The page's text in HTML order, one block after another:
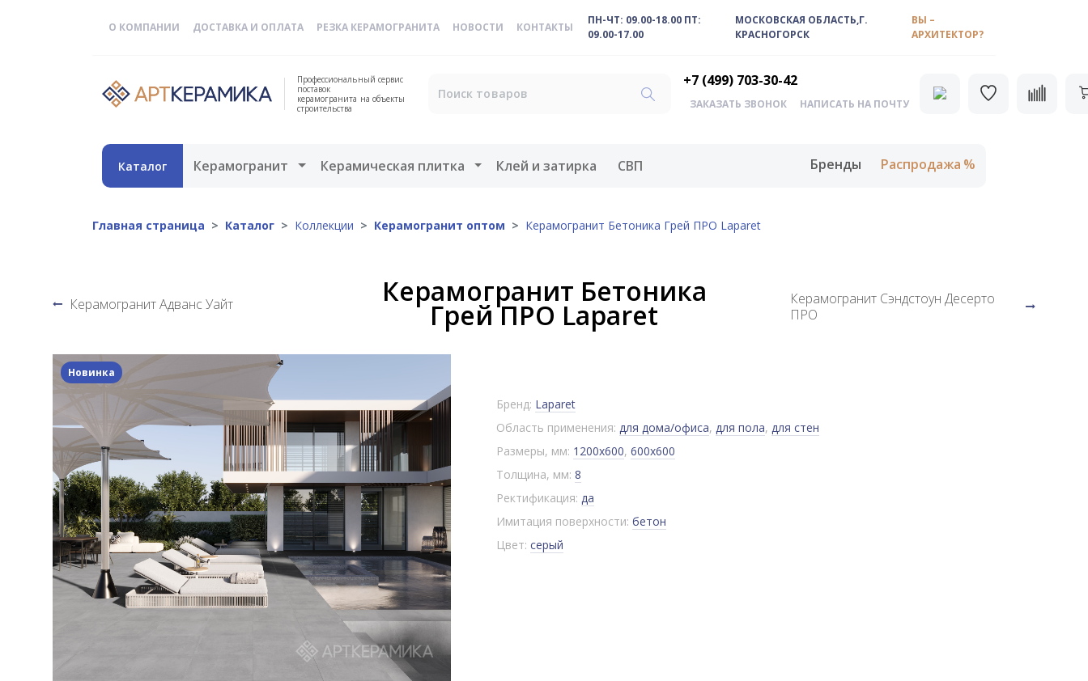
О КОМПАНИИ ДОСТАВКА И ОПЛАТА РЕЗКА КЕРАМОГРАНИТА НОВОСТИ КОНТАКТЫ
ПН-ЧТ: 09.00-18.00 ПТ:
09.00-17.00
МОСКОВСКАЯ ОБЛАСТЬ,Г.
КРАСНОГОРСК
ВЫ –
АРХИТЕКТОР?
Профессиональный сервис
поставок
керамогранита на объекты
строительства
+7 (499) 703-30-42
ЗАКАЗАТЬ ЗВОНОК НАПИСАТЬ НА ПОЧТУ
Каталог Керамогранит Открыть меню
Керамическая плитка Открыть меню
Клей и затирка СВП Бренды Распродажа
Главная страница Каталог Коллекции Керамогранит оптом Керамогранит Бетоника Грей ПРО Laparet
Керамогранит Адванс Уайт Керамогранит Бетоника
Грей ПРО Laparet
Керамогранит Сэндстоун Десерто
ПРО
Новинка
Бренд: Laparet
Область применения: для дома/офиса, для пола, для стен
Размеры, мм: 1200x600, 600x600
Толщина, мм: 8
Ректификация: да
Имитация поверхности: бетон
Цвет: серый